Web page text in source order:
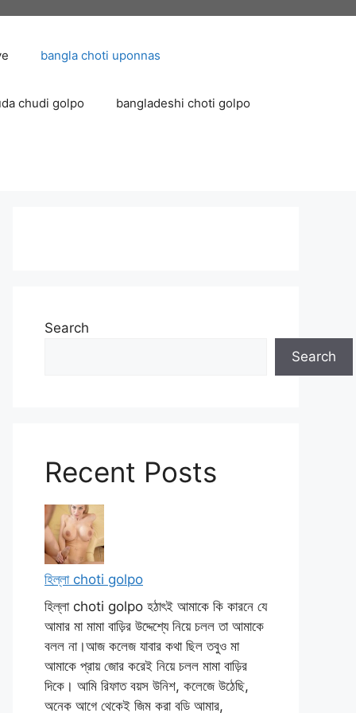
bangla choti uponnas
chudi golpo bangladeshi choti golpo
Search
Search
Recent Posts
হিল্লা choti golpo
হিল্লা choti golpo হঠাৎই আমাকে কি কারনে যে
আমার মা মামা বাড়ির উদ্দেশ্যে নিয়ে চলল তা আমাকে
বলল না।আজ কলেজ যাবার কথা ছিল তবুও মা
আমাকে প্রায় জোর করেই নিয়ে চলল মামা বাড়ির
দিকে। আমি রিফাত বয়স উনিশ, কলেজে উঠেছি,
অনেক আগে থেকেই জিম করা বডি আমার,